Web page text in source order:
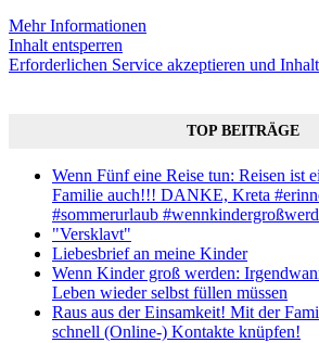
Mehr Informationen
Inhalt entsperren
Erforderlichen Service akzeptieren und
TOP BEITRÄGE
Wenn Fünf eine Reise tun: Reisen ist
Familie auch!!! DANKE, Kreta
#sommerurlaub
"Versklavt"
Liebesbrief an meine Kinder
Wenn Kinder groß werden:
Leben wieder selbst füllen müssen
Raus aus der Einsamkeit! Mit der
schnell (Online-) Kontakte knüpfen!